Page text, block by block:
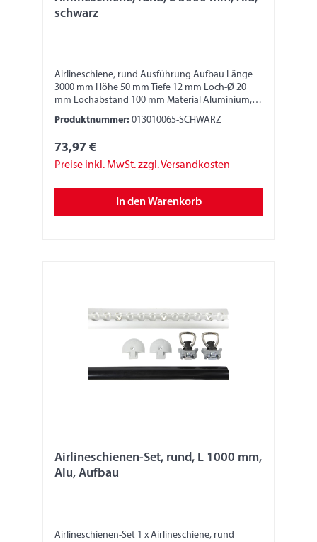
schwarz
Airlineschiene, rund Ausführung Aufbau Länge
3000 mm Höhe 50 mm Tiefe 12 mm Loch-Ø 20
mm Lochabstand 100 mm Material Aluminium,
schwarz eloxiert E6-C3 Bitte beachten: Die
Stabilität und die Festigkeit der Zurrschiene ist
Verantwortlich dafür ist der jeweilige
Monteur/Fahrzeugbauer. Nur geeignete
verwenden. Zurrgurte nur in der horizontalen
Umreifung verwenden, nicht im Direktzug und
nicht zum Niederzurren oder Schrägzurren. Der
Produktnummer: 013010065-SCHWARZ
73,97 €
Preise inkl. MwSt. zzgl. Versandkosten
In den Warenkorb
Airlineschienen-Set, rund, L 1000 mm,
Alu, Aufbau
Airlineschienen-Set 1 x Airlineschiene, rund